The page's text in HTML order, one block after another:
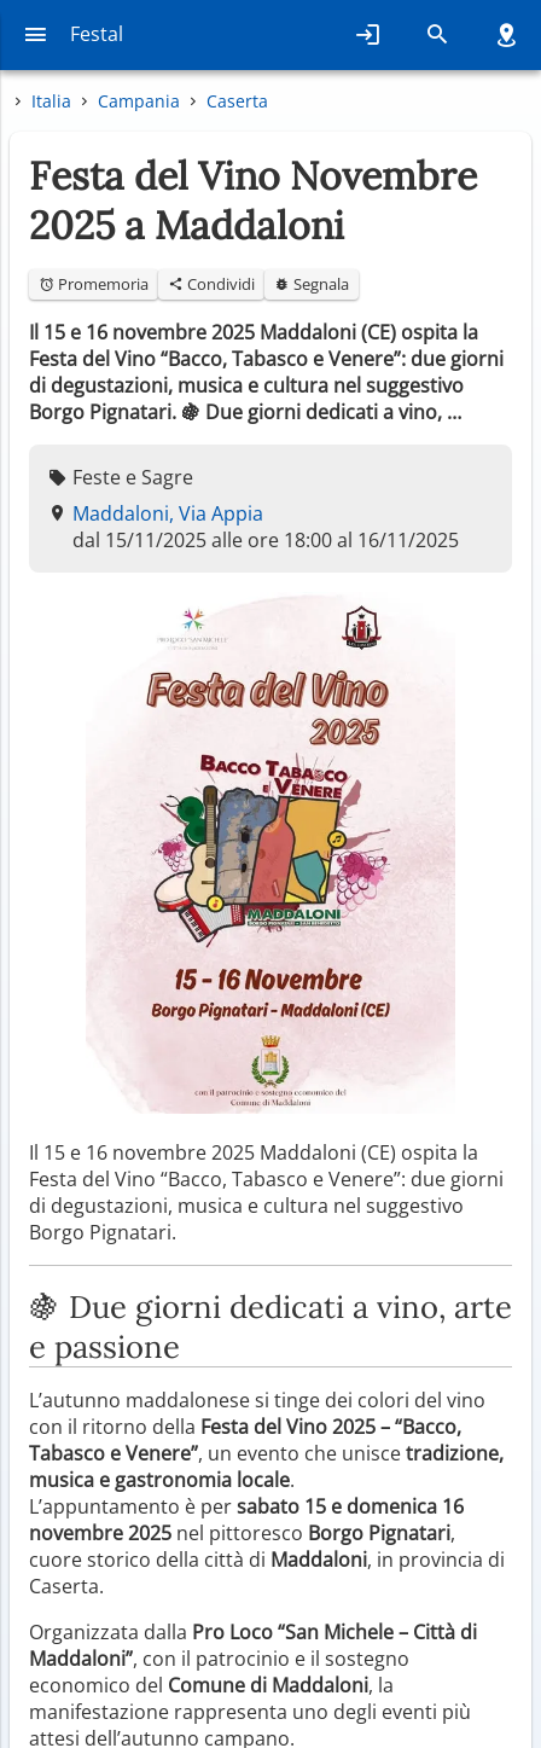
Festal
Italia Campania Caserta
Festa del Vino Novembre
2025 a Maddaloni
Promemoria Condividi Segnala
Il 15 e 16 novembre 2025 Maddaloni (CE) ospita la
Festa del Vino “Bacco, Tabasco e Venere”: due giorni
di degustazioni, musica e cultura nel suggestivo
Borgo Pignatari. 🍇 Due giorni dedicati a vino, …
Feste e Sagre
Maddaloni, Via Appia
dal 15/11/2025 alle ore 18:00 al 16/11/2025
Il 15 e 16 novembre 2025 Maddaloni (CE) ospita la
Festa del Vino “Bacco, Tabasco e Venere”: due giorni
di degustazioni, musica e cultura nel suggestivo
Borgo Pignatari.
🍇 Due giorni dedicati a vino, arte
e passione
L’autunno maddalonese si tinge dei colori del vino
con il ritorno della Festa del Vino 2025 – “Bacco,
Tabasco e Venere”, un evento che uniscetradizione,
musica e gastronomia locale.
L’appuntamento è persabato 15 e domenica 16
novembre 2025 nel pittoresco Borgo Pignatari,
cuore storico della città di Maddaloni, in provincia di
Caserta.
Organizzata dalla Pro Loco “San Michele – Città di
Maddaloni”, con il patrocinio e il sostegno
economico del Comune di Maddaloni, la
manifestazione rappresenta uno degli eventi più
attesi dell’autunno campano.